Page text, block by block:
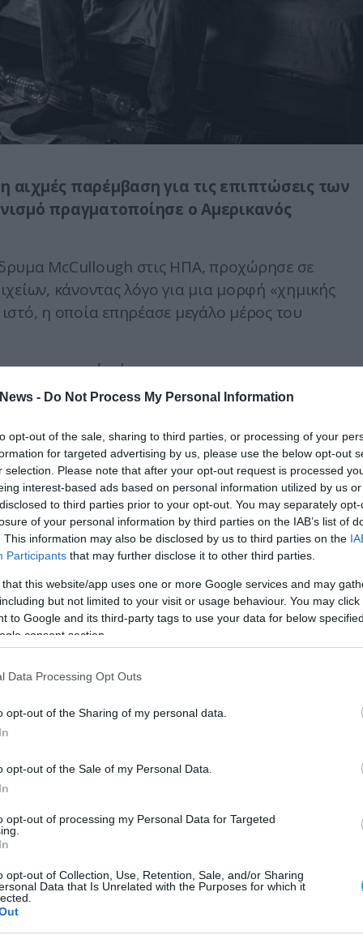
- Do Not Process My Personal Information
opt-out of the sale, sharing to third parties, or processing of your
for targeted advertising by us, please use the below opt-out
selection. Please note that after your opt-out request is processed
interest-based ads based on personal information utilized by us
to third parties prior to your opt-out. You may separately
of your personal information by third parties on the IAB’s list of
This information may also be disclosed by us to third parties on the
Participants that may further disclose it to other third parties.
that this website/app uses one or more Google services and may
but not limited to your visit or usage behaviour. You may
to Google and its third-party tags to use your data for below
consent section.
Data Processing Opt Outs
opt-out of the Sharing of my personal data.
opt-out of the Sale of my Personal Data.
opt-out of processing my Personal Data for Targeted
opt-out of Collection, Use, Retention, Sale, and/or Sharing
Data that Is Unrelated with the Purposes for which it
αιχμές παρέμβαση για τις επιπτώσεις των
πραγματοποίησε ο Αμερικανός
McCullough στις ΗΠΑ, προχώρησε σε
κάνοντας λόγο για μια μορφή «χημικής
η οποία επηρέασε μεγάλο μέρος του
το νευρικό σύστημα
στις οποίες συμμετείχε ανέλυσαν τα
οργανισμών CDC και FDA. Όπως
σκευάσματα παραβίασαν 146 σήματα
μυελό και την ψυχική υγεία.
ο Αμερικανός επιδημιολόγος
εμβολίων εμφανίζονται αυξημένες
με το παραδοσιακό εμβόλιο της γρίπης.
πιθανότητα.
μεγαλύτερη πιθανότητα.
φορές μεγαλύτερη πιθανότητα.
πιθανότητα.
φορές μεγαλύτερη πιθανότητα.
lobotomy masquerading as
cord, and psychiatric CDC/FDA safety
shots:
shot